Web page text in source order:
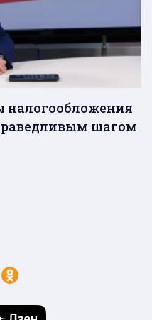
налогообложения
шагом
Ссылка